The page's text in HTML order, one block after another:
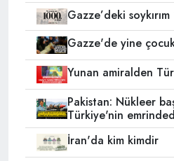
Gazze’deki
Gazze'de yine
Yunan amiralden
Pakistan: Nükleer
Türkiye'nin
İran'da kim kimdir